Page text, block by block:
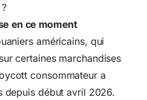
en ce moment
américains, qui
certaines marchandises
consommateur a
depuis début avril 2026.